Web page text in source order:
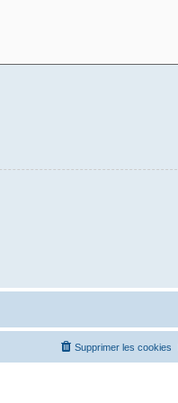
Supprimer les cookies